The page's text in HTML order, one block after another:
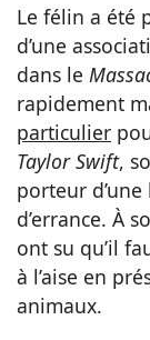
Le félin a été
d’une
dans le
rapidement
particulier
Taylor Swift,
porteur
d’errance. À
ont su qu’il
à l’aise en
animaux.